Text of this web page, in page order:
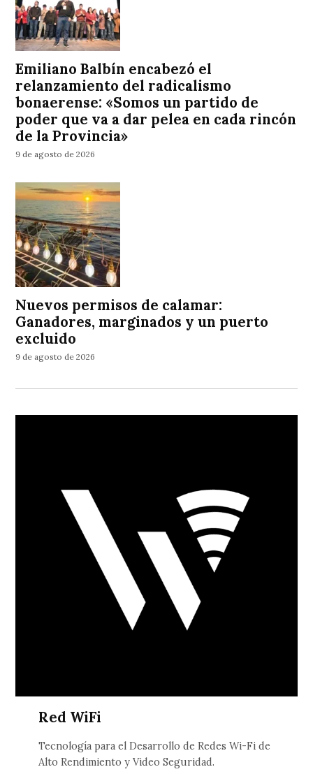
Emiliano Balbín encabezó el
relanzamiento del radicalismo
bonaerense: «Somos un partido de
poder que va a dar pelea en cada rincón
de la Provincia»
9 de agosto de 2026
Nuevos permisos de calamar:
Ganadores, marginados y un puerto
excluido
9 de agosto de 2026
Red WiFi
Tecnología para el Desarrollo de Redes Wi-Fi de
Alto Rendimiento y Video Seguridad.